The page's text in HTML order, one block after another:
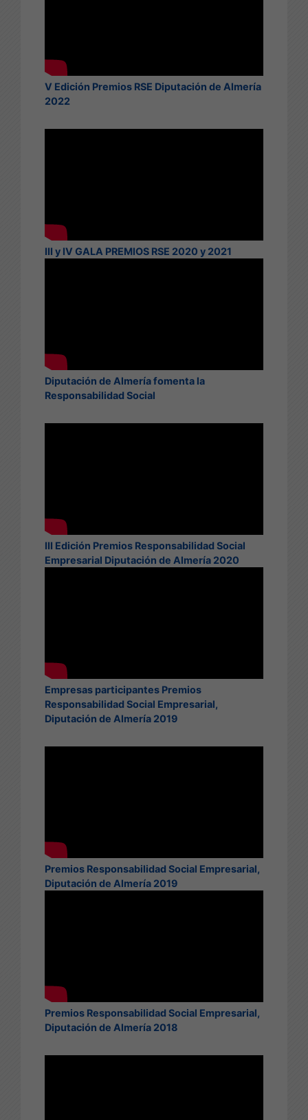
V Edición Premios RSE Diputación de Almería
2022
III y IV GALA PREMIOS RSE 2020 y 2021
Diputación de Almería fomenta la
Responsabilidad Social
III Edición Premios Responsabilidad Social
Empresarial Diputación de Almería 2020
Empresas participantes Premios
Responsabilidad Social Empresarial,
Diputación de Almería 2019
Premios Responsabilidad Social Empresarial,
Diputación de Almería 2019
Premios Responsabilidad Social Empresarial,
Diputación de Almería 2018